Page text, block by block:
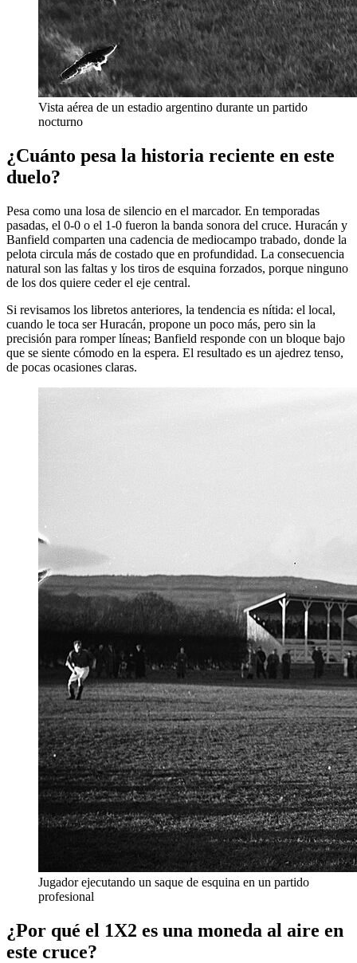
Vista aérea de un estadio argentino durante un partido
nocturno
¿Cuánto pesa la historia reciente en este
duelo?
Pesa como una losa de silencio en el marcador. En temporadas
pasadas, el 0-0 o el 1-0 fueron la banda sonora del cruce. Huracán y
Banfield comparten una cadencia de mediocampo trabado, donde la
pelota circula más de costado que en profundidad. La consecuencia
natural son las faltas y los tiros de esquina forzados, porque ninguno
de los dos quiere ceder el eje central.
Si revisamos los libretos anteriores, la tendencia es nítida: el local,
cuando le toca ser Huracán, propone un poco más, pero sin la
precisión para romper líneas; Banfield responde con un bloque bajo
que se siente cómodo en la espera. El resultado es un ajedrez tenso,
de pocas ocasiones claras.
Jugador ejecutando un saque de esquina en un partido
profesional
¿Por qué el 1X2 es una moneda al aire en
este cruce?